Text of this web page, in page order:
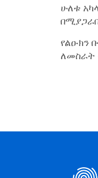
ሁለቱ
የልዑክን
ለመስራት